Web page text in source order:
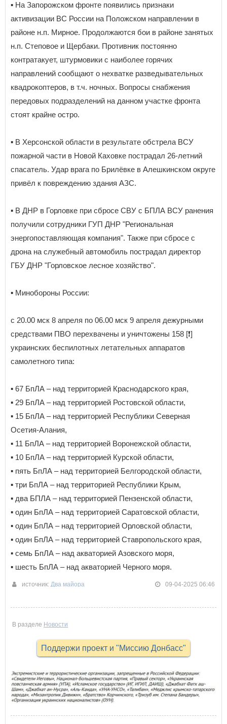
▪️ На Запорожском фронте появились признаки
активизации ВС России на Положском направлении в
районе н.п. Мирное. Продолжаются бои в районе занятых
н.п. Степовое и Щербаки. Противник постоянно
контратакует, штурмовики с наиболее горячих
направлений сообщают о нехватке разведывательных
квадрокоптеров, в т.ч. ночных. Вопросы снабжения
передовых подразделений на данном участке фронта
стоят крайне остро.
▪️ В Херсонской области в результате обстрела ВСУ
пожарной части в Новой Каховке пострадал 26-летний
спасатель. Удар врага по Брилёвке в Алешкинском округе
привёл к повреждению здания АЗС.
▪️ В ДНР в Горловке при сбросе СВУ с БПЛА ВСУ ранения
получили сотрудники ГУП ДНР "Региональная
энергопоставляющая компания". Также при сбросе с
дрона на служебный автомобиль пострадал директор
ГБУ ДНР "Горловское лесное хозяйство".
▪️ Минобороны России:
с 20.00 мск 8 апреля по 06.00 мск 9 апреля дежурными
средствами ПВО перехвачены и уничтожены 158 [❗️]
украинских беспилотных летательных аппаратов
самолетного типа:
▪️ 67 БпЛА – над территорией Краснодарского края,
▪️ 29 БпЛА – над территорией Ростовской области,
▪️ 15 БпЛА – над территорией Республики Северная
Осетия-Алания,
▪️ 11 БпЛА – над территорией Воронежской области,
▪️ 10 БпЛА – над территорией Курской области,
▪️ пять БпЛА – над территорией Белгородской области,
▪️ три БпЛА – над территорией Республики Крым,
▪️ два БПЛА – над территорией Пензенской области,
▪️ один БпЛА – над территорией Саратовской области,
▪️ один БпЛА – над территорией Орловской области,
▪️ один БпЛА – над территорией Ставропольского края,
▪️ семь БпЛА – над акваторией Азовского моря,
▪️ шесть БпЛА – над акваторией Черного моря.
источник: Два майора 09-04-2025 06:46
В разделе Новости
Поддержи проект и "Миссию Донбасс"